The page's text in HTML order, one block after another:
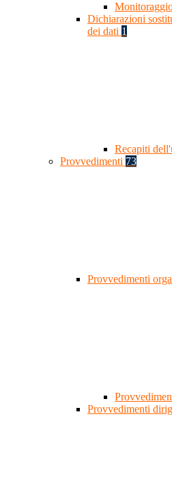
Dichiarazioni
dei dati 1
Recapiti
Provvedimenti 73
Provvedimenti
Provvedimenti